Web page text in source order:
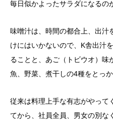
毎日似かよったサラダになるの
味噌汁は、時間の都合上、出汁
けにはいかないので、K舎出汁
ることと、あご（トビウオ）味
魚、野菜、煮干しの4種をとっ
従来は料理上手な有志がやって
てから、社員全員、男女の別な